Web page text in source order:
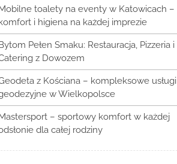
toalety na eventy w Katowicach –
i higiena na każdej imprezie
Pełen Smaku: Restauracja, Pizzeria i
z Dowozem
z Kościana – kompleksowe usługi
w Wielkopolsce
– sportowy komfort w każdej
dla całej rodziny